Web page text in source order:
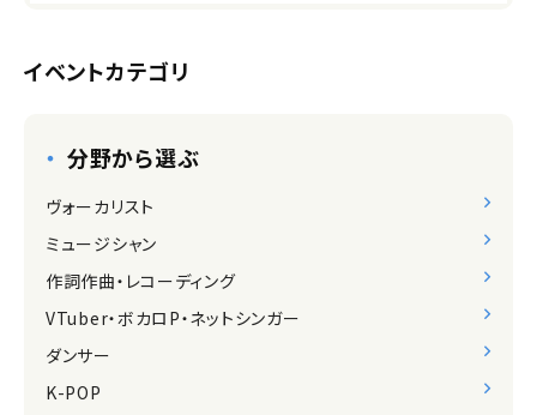
イベントカテゴリ
分野から選ぶ
ヴォーカリスト
ミュージシャン
作詞作曲・レコーディング
VTuber・ボカロP・ネットシンガー
ダンサー
K-POP